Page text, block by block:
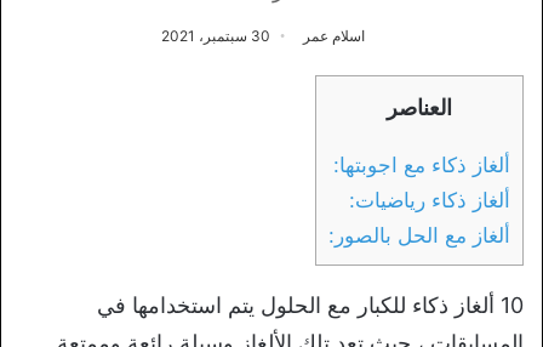
اسلام عمر 30 سبتمبر، 2021
العناصر
ألغاز ذكاء مع اجوبتها:
ألغاز ذكاء رياضيات:
ألغاز مع الحل بالصور:
10 ألغاز ذكاء للكبار مع الحلول يتم استخدامها في